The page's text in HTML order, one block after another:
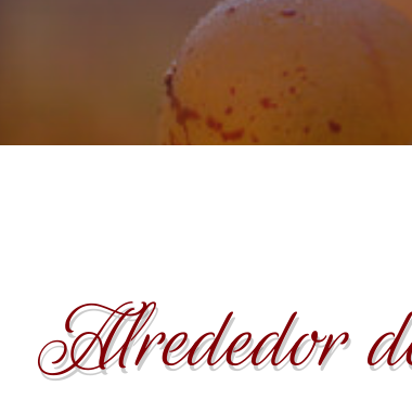
Alrededor